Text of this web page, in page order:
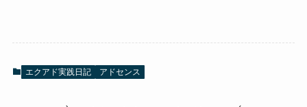
エクアド実践日記 アドセンス